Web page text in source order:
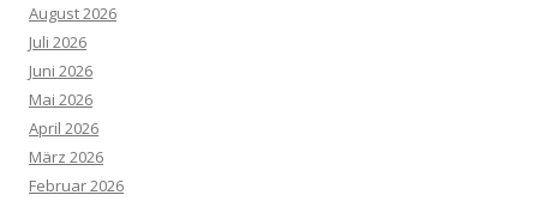
August 2026
Juli 2026
Juni 2026
Mai 2026
April 2026
März 2026
Februar 2026